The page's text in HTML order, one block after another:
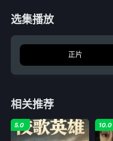
选集播放
正片
相关推荐
5.0 10.0